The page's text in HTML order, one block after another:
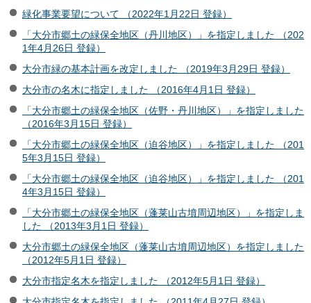
緑化事業要望について （2022年1月22日 登録）
「大分市郷土の緑保全地区（丹川地区）」を指定しました （202
1年4月26日 登録）
大分市緑の基本計画を改定しました （2019年3月29日 登録）
大分市の名木に指定しました （2016年4月1日 登録）
「大分市郷土の緑保全地区（佐野・丹川地区）」を指定しました
（2016年3月15日 登録）
「大分市郷土の緑保全地区（迫谷地区）」を指定しました （201
5年3月15日 登録）
「大分市郷土の緑保全地区（迫谷地区）」を指定しました （201
4年3月15日 登録）
「大分市郷土の緑保全地区（蓬莱山古墳周辺地区）」を指定しま
した （2013年3月1日 登録）
大分市郷土の緑保全地区（蓬莱山古墳周辺地区）を指定しました
（2012年5月1日 登録）
大分市指定名木を指定しました （2012年5月1日 登録）